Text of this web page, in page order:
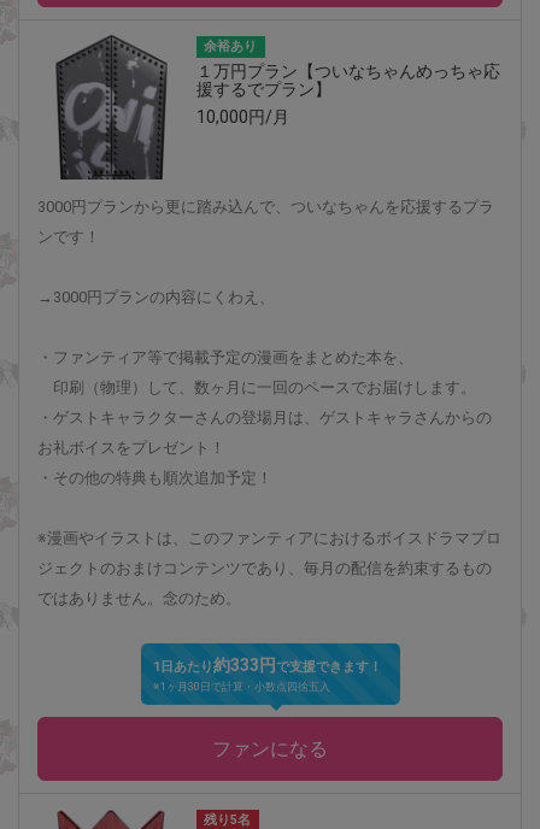
余裕あり
１万円プラン【ついなちゃんめっちゃ応
援するでプラン】
10,000円/月
3000円プランから更に踏み込んで、ついなちゃんを応援するプラ
ンです！
→3000円プランの内容にくわえ、
・ファンティア等で掲載予定の漫画をまとめた本を、
印刷（物理）して、数ヶ月に一回のペースでお届けします。
・ゲストキャラクターさんの登場月は、ゲストキャラさんからの
お礼ボイスをプレゼント！
・その他の特典も順次追加予定！
※漫画やイラストは、このファンティアにおけるボイスドラマプロ
ジェクトのおまけコンテンツであり、毎月の配信を約束するもの
ではありません。念のため。
1日あたり約333円で支援できます！
※1ヶ月30日で計算・小数点四捨五入
ファンになる
残り5名